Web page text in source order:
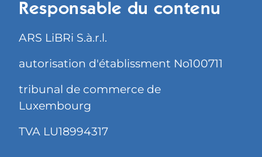
Responsable du contenu
ARS LiBRi S.à.r.l.
autorisation d'établissment No100711
tribunal de commerce de
Luxembourg
TVA LU18994317